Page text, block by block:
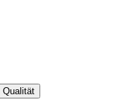
Qualität